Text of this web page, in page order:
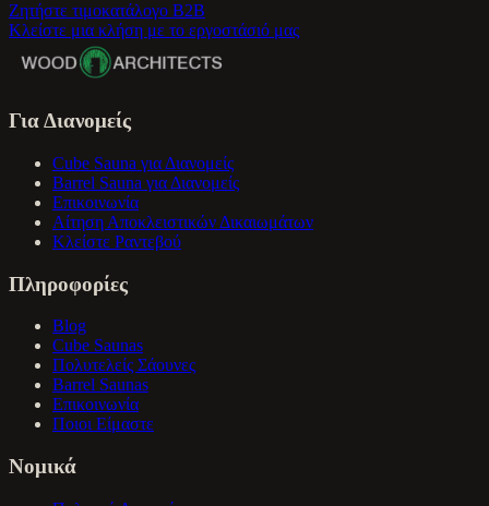
Ζητήστε τιμοκατάλογο B2B
Κλείστε μια κλήση με το εργοστάσιό μας
Για Διανομείς
Cube Sauna για Διανομείς
Barrel Sauna για Διανομείς
Επικοινωνία
Αίτηση Αποκλειστικών Δικαιωμάτων
Κλείστε Ραντεβού
Πληροφορίες
Blog
Cube Saunas
Πολυτελείς Σάουνες
Barrel Saunas
Επικοινωνία
Ποιοι Είμαστε
Νομικά